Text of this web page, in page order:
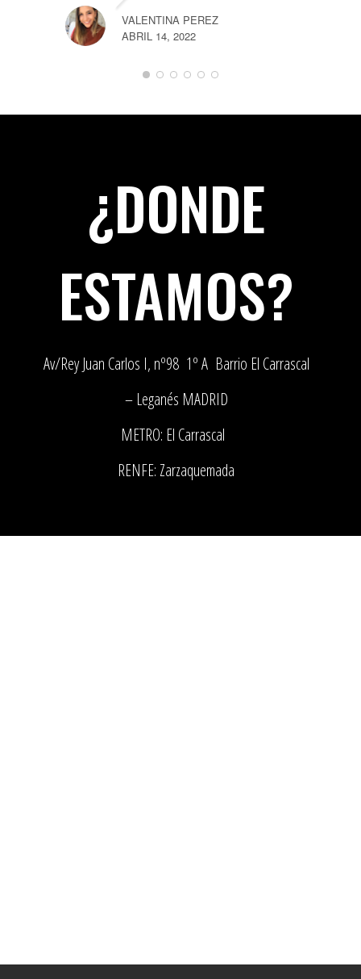
VALENTINA PEREZ
ABRIL 14, 2022
¿DONDE
ESTAMOS?
Av/Rey Juan Carlos I, nº98 1º A Barrio El Carrascal
– Leganés MADRID
METRO: El Carrascal
RENFE: Zarzaquemada